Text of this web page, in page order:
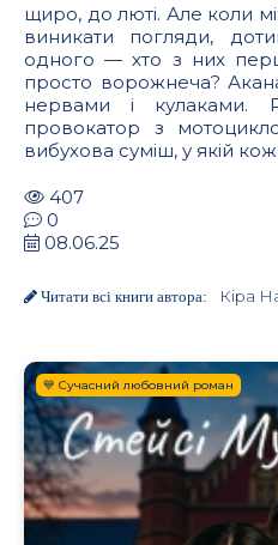
щиро, до люті. Але коли
виникати погляди,
одного — хто з них
просто ворожнеча?
нервами і кулаками.
провокатор з
вибухова суміш, у якій
407
0
08.06.25
Читати всі книги автора: Кіра
💙 Сучасний любовний роман